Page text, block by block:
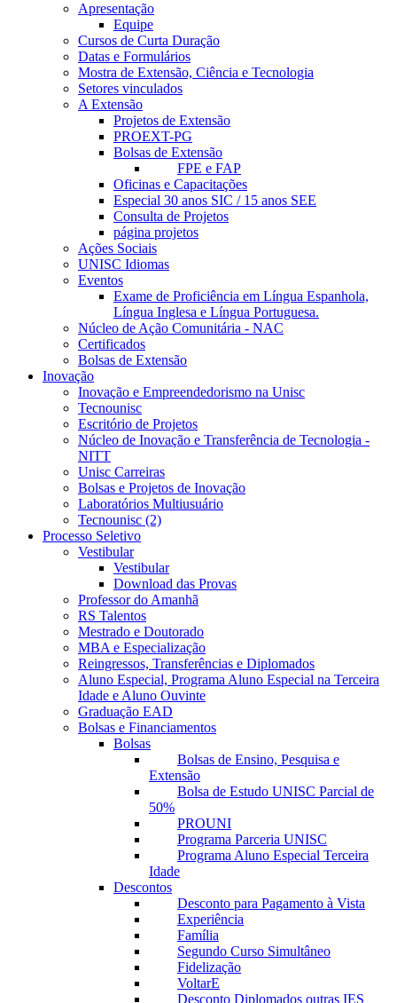
Apresentação
Equipe
Cursos de Curta Duração
Datas e Formulários
Mostra de Extensão, Ciência e Tecnologia
Setores vinculados
A Extensão
Projetos de Extensão
PROEXT-PG
Bolsas de Extensão
FPE e FAP
Oficinas e Capacitações
Especial 30 anos SIC / 15 anos SEE
Consulta de Projetos
página projetos
Ações Sociais
UNISC Idiomas
Eventos
Exame de Proficiência em Língua Espanhola,
Língua Inglesa e Língua Portuguesa.
Núcleo de Ação Comunitária - NAC
Certificados
Bolsas de Extensão
Inovação
Inovação e Empreendedorismo na Unisc
Tecnounisc
Escritório de Projetos
Núcleo de Inovação e Transferência de Tecnologia -
NITT
Unisc Carreiras
Bolsas e Projetos de Inovação
Laboratórios Multiusuário
Tecnounisc (2)
Processo Seletivo
Vestibular
Vestibular
Download das Provas
Professor do Amanhã
RS Talentos
Mestrado e Doutorado
MBA e Especialização
Reingressos, Transferências e Diplomados
Aluno Especial, Programa Aluno Especial na Terceira
Idade e Aluno Ouvinte
Graduação EAD
Bolsas e Financiamentos
Bolsas
Bolsas de Ensino, Pesquisa e
Extensão
Bolsa de Estudo UNISC Parcial de
50%
PROUNI
Programa Parceria UNISC
Programa Aluno Especial Terceira
Idade
Descontos
Desconto para Pagamento à Vista
Experiência
Família
Segundo Curso Simultâneo
Fidelização
VoltarE
Desconto Diplomados outras IES